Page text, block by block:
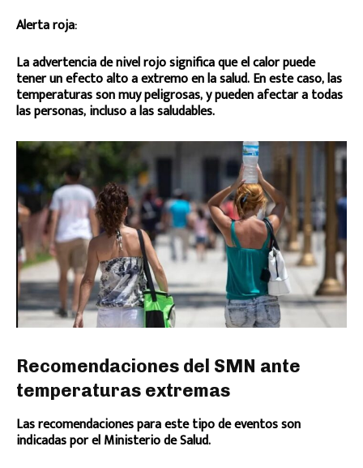
Alerta roja:
La advertencia de nivel rojo significa que el calor puede
tener un efecto alto a extremo en la salud. En este caso, las
temperaturas son muy peligrosas, y pueden afectar a todas
las personas, incluso a las saludables.
Recomendaciones del SMN ante
temperaturas extremas
Las recomendaciones para este tipo de eventos son
indicadas por el Ministerio de Salud.